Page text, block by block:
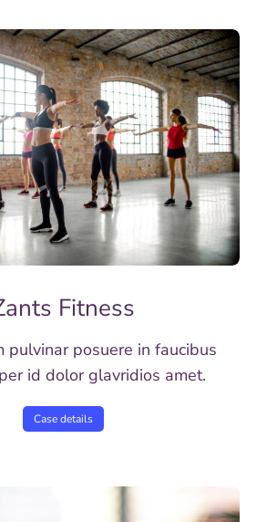
Fitness
pulvinar posuere in faucibus
id dolor glavridios amet.
Case details